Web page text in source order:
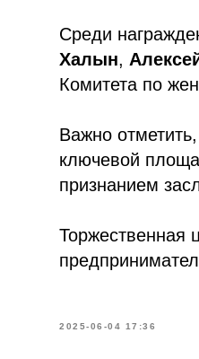
Среди
Халын,
Комитета по
Важно
ключевой
признанием
Торжественная
2025-06-04 17:36